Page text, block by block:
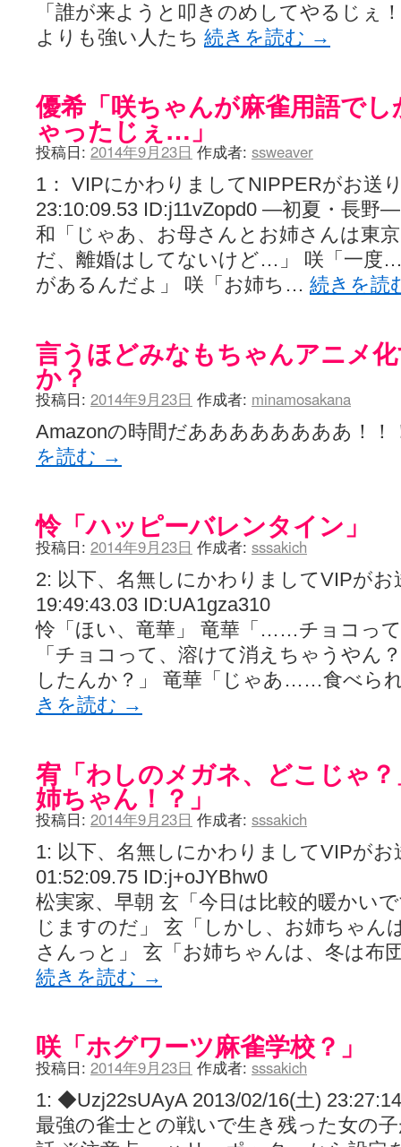
「誰が来ようと叩きのめしてやるじぇ
よりも強い人たち 続きを読む →
優希「咲ちゃんが麻雀用語で
ゃったじぇ…」
投稿日: 2014年9月23日 作成者: ssweaver
1： VIPにかわりましてNIPPERがお送
23:10:09.53 ID:j11vZopd0 ―初夏・長
和「じゃあ、お母さんとお姉さんは東
だ、離婚はしてないけど…」 咲「一度
があるんだよ」 咲「お姉ち… 続きを読
言うほどみなもちゃんアニメ
か？
投稿日: 2014年9月23日 作成者: minamosakana
Amazonの時間だああああああああ！！
を読む →
怜「ハッピーバレンタイン」
投稿日: 2014年9月23日 作成者: sssakich
2: 以下、名無しにかわりましてVIPがお
19:49:43.03 ID:UA1gza310
怜「ほい、竜華」 竜華「……チョコっ
「チョコって、溶けて消えちゃうやん
したんか？」 竜華「じゃあ……食べら
きを読む →
宥「わしのメガネ、どこじゃ
姉ちゃん！？」
投稿日: 2014年9月23日 作成者: sssakich
1: 以下、名無しにかわりましてVIPがお
01:52:09.75 ID:j+oJYBhw0
松実家、早朝 玄「今日は比較的暖かい
じますのだ」 玄「しかし、お姉ちゃん
さんっと」 玄「お姉ちゃんは、冬は
続きを読む →
咲「ホグワーツ麻雀学校？」
投稿日: 2014年9月23日 作成者: sssakich
1: ◆Uzj22sUAyA 2013/02/16(土)
最強の雀士との戦いで生き残った女の